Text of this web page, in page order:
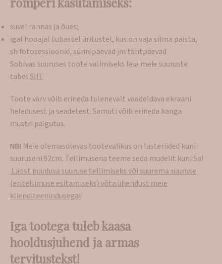
suvel rannas ja õues;
igal hooajal tubastel üritustel, kus on vaja silma paista,
sh fotosessioonid, sünnipäevad jm tähtpäevad
Sobivas suuruses toote valimiseks leia meie suuruste
tabelSIIT
Toote värv võib erineda tulenevalt vaadeldava ekraani
heledusest ja seadetest. Samuti võib erineda kanga
mustri paigutus.
NB! Meie olemasolevas tootevalikus on lasteriided kuni
suuruseni 92cm. Tellimusena teeme seda mudelit kuni 5a!
Laost puuduva suuruse tellimiseks või suurema suuruse
(eritellimuse esitamiseks) võta ühendust meie
klienditeenindusega!
Iga tootega tuleb kaasa
hooldusjuhend ja armas
tervitustekst!